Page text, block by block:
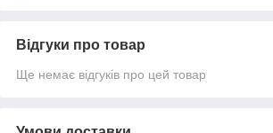
Відгуки про товар
Ще немає відгуків про цей товар